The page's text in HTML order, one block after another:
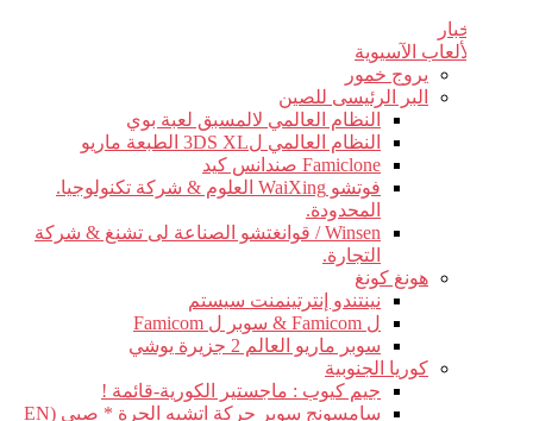
أخبار
الألعاب الآسيوية
يروج خمور
البر الرئيسى للصين
النظام العالمي لالمسبق لعبة بوي
النظام العالمي ل3DS XL الطبعة ماريو
Famiclone صندانس كيد
فوتشو WaiXing العلوم & شركة تكنولوجيا.
المحدودة.
Winsen / قوانغتشو الصناعة لى تشنغ & شركة
التجارة.
هونغ كونغ
نينتندو إنترتينمنت سيستم
ل Famicom & سوبر ل Famicom
سوبر ماريو العالم 2 جزيرة يوشي
كوريا الجنوبية
جيم كيوب : ماجستير الكورية-قائمة !
سامسونج سوبر حركة اتشيه الحرة * صبي (EN